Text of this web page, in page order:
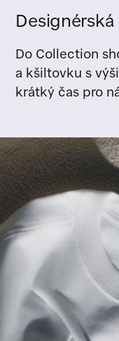
Designérská
Do Collection
a kšiltovku s
krátký čas pro